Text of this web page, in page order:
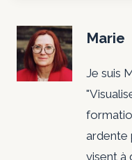
Marie
Je suis
ardente
visent à